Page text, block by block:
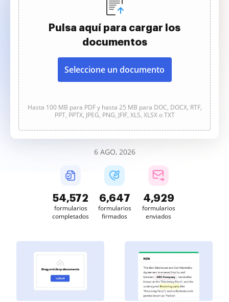
Pulsa aquí para cargar los
documentos
Seleccione un documento
Hasta 100 MB para PDF y hasta 25 MB para DOC, DOCX, RTF,
PPT, PPTX, JPEG, PNG, JFIF, XLS, XLSX o TXT
6 AGO, 2026
54,574
formularios
completados
6,647
formularios
firmados
4,929
formularios
enviados